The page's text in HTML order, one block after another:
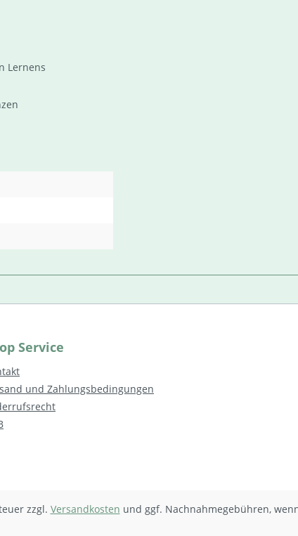
Lernens
Service
und Zahlungsbedingungen
zzgl. Versandkosten und ggf. Nachnahmegebühren,